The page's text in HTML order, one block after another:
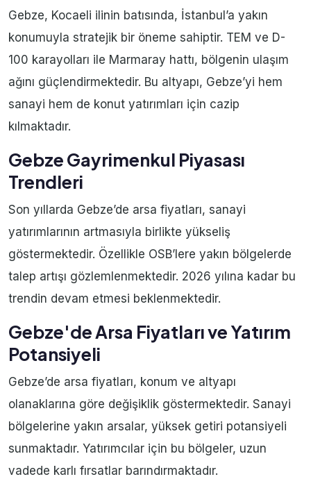
Gebze, Kocaeli ilinin batısında, İstanbul’a yakın
konumuyla stratejik bir öneme sahiptir. TEM ve D-
100 karayolları ile Marmaray hattı, bölgenin ulaşım
ağını güçlendirmektedir. Bu altyapı, Gebze’yi hem
sanayi hem de konut yatırımları için cazip
kılmaktadır.
Gebze Gayrimenkul Piyasası
Trendleri
Son yıllarda Gebze’de arsa fiyatları, sanayi
yatırımlarının artmasıyla birlikte yükseliş
göstermektedir. Özellikle OSB’lere yakın bölgelerde
talep artışı gözlemlenmektedir. 2026 yılına kadar bu
trendin devam etmesi beklenmektedir.
Gebze'de Arsa Fiyatları ve Yatırım
Potansiyeli
Gebze’de arsa fiyatları, konum ve altyapı
olanaklarına göre değişiklik göstermektedir. Sanayi
bölgelerine yakın arsalar, yüksek getiri potansiyeli
sunmaktadır. Yatırımcılar için bu bölgeler, uzun
vadede karlı fırsatlar barındırmaktadır.